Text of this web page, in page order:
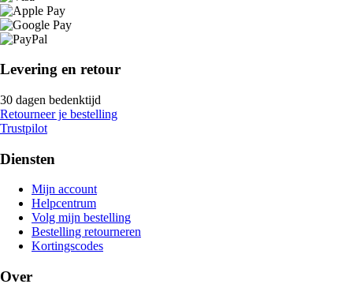
Levering en retour
30 dagen bedenktijd
Retourneer je bestelling
Trustpilot
Diensten
Mijn account
Helpcentrum
Volg mijn bestelling
Bestelling retourneren
Kortingscodes
Over